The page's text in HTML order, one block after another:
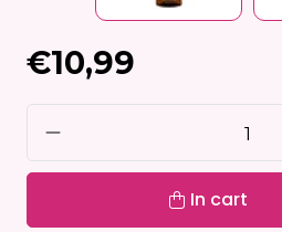
€10,99
In cart